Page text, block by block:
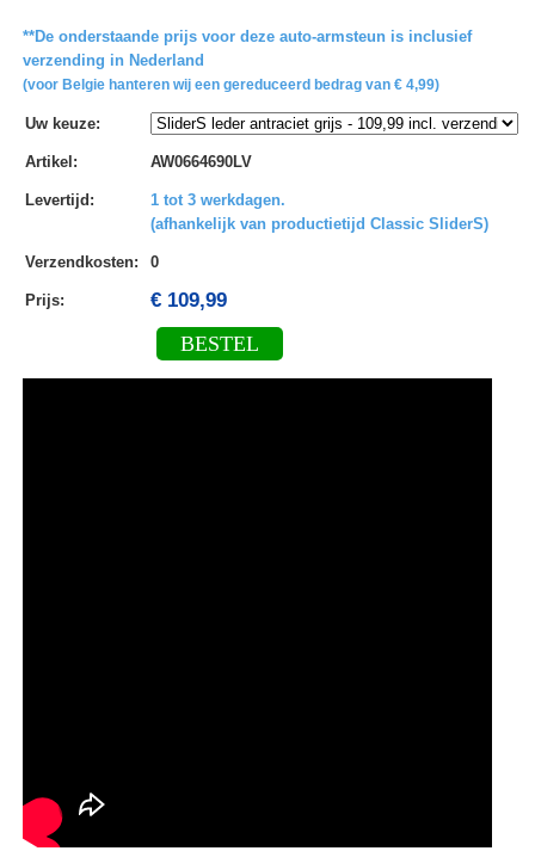
**De onderstaande prijs voor deze auto-armsteun is inclusief
verzending in Nederland
(voor Belgie hanteren wij een gereduceerd bedrag van € 4,99)
Uw keuze:
Artikel : AW0664690LV
Levertijd :
1 tot 3 werkdagen.
(afhankelijk van productietijd Classic SliderS)
Verzendkosten: 0
Prijs: € 109,99
BESTEL